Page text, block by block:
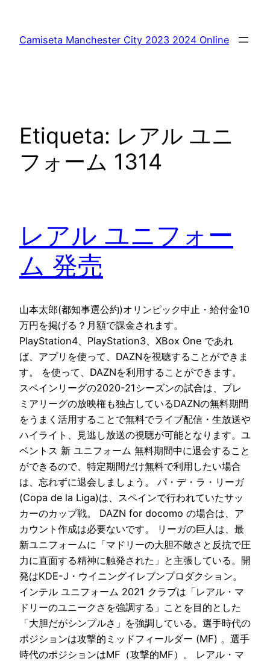
contenido
Camiseta Manchester City 2023 2024 Online
Etiqueta: レアル ユニ
フォーム 1314
レアル ユニフォー
ム 発売
山本太郎(都知事選公約)オリンピック中止・給付金10
万円を掲げる？月額で課金されます。
PlayStation4、PlayStation3、XBox One であれ
ば、アプリを使って、DAZNを視聴することができま
す。 を使って、DAZNを利用することができます。
スペインリーグの2020-21シーズンの試合は、プレ
ミアリーグの放映権も独占しているDAZNの無料期間
をうまく活用することで無料でライブ配信・生放送や
ハイライト、見逃し放送の視聴が可能となります。ユ
ベントス 新 ユニフォーム 無料期間中に退会すること
ができるので、特定期間だけ無料で利用したい場合
は、忘れずに退会しましょう。 パ・デ・ラ・リーガ
(Copa de la Liga)は、スペインで行われていたサッ
カーのカップ戦。 DAZN for docomo の場合は、ア
カウント作成は必要ないです。 リーガの巨人は、最
新ユニフォームに「マドリーの大胆不敵さと反抗で圧
力に直面する精神に触発された」と主張している。開
発はKDE-J・ウイニングイレブンプロダクション。
インテル ユニフォーム 2021 クラブは「レアル・マ
ドリーのユニークさを強調する」ことを目的とした
「大胆だがシンプルさ」を強調している。選手時代の
ポジションは攻撃的ミッドフィールダー (MF) 。選手
時代のポジションはMF（攻撃的MF）。 レアル・マ